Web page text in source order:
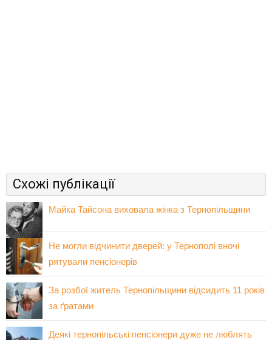
Схожі публікації
Майка Тайсона виховала жінка з Тернопільщини
Не могли відчинити дверей: у Тернополі вночі
рятували пенсіонерів
За розбої житель Тернопільщини відсидить 11 років
за ґратами
Деякі тернопільські пенсіонери дуже не люблять